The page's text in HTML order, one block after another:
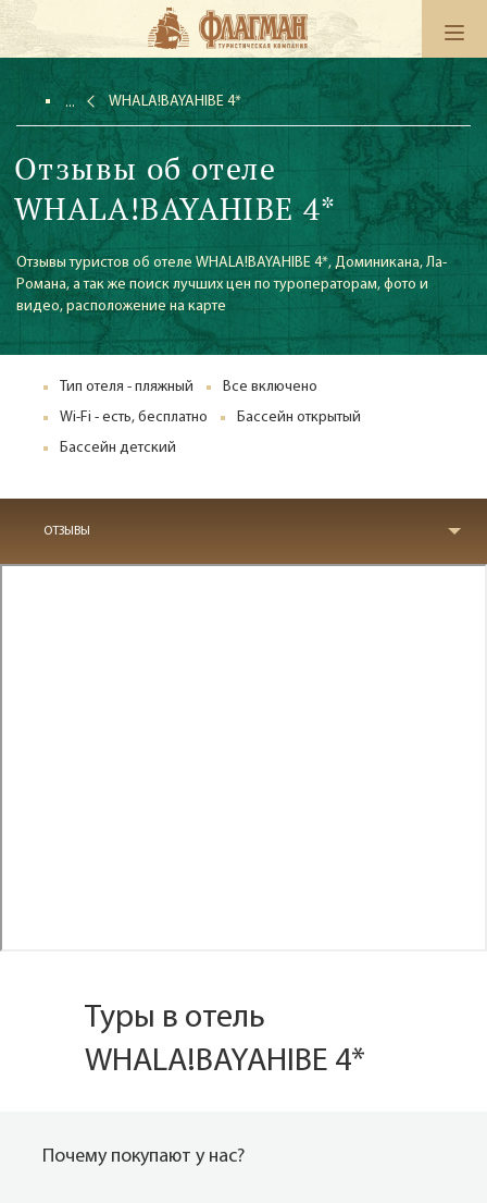
WHALA!BAYAHIBE 4*
Отзывы об отеле
WHALA!BAYAHIBE 4*
Отзывы туристов об отеле WHALA!BAYAHIBE 4*, Доминикана, Ла-
Романа, а так же поиск лучших цен по туроператорам, фото и
видео, расположение на карте
Тип отеля - пляжный
Все включено
Wi-Fi - есть, бесплатно
Бассейн открытый
Бассейн детский
ОТЗЫВЫ
Туры в отель
WHALA!BAYAHIBE 4*
Почему покупают у нас?